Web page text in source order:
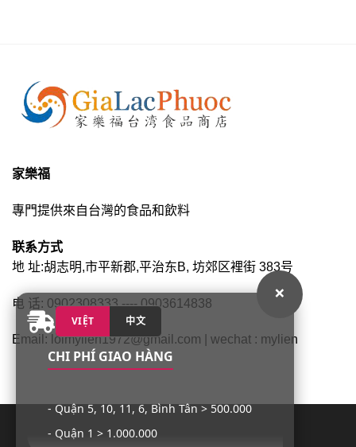
×
VIỆT 中文
CHI PHÍ GIAO HÀNG
- Quận 5, 10, 11, 6, Bình Tân > 500.000
- Quận 1 > 1.000.000
家樂福
專門提供來自台灣的食品和飲料
联系方式
地 址:胡志明,市平新郡,平治东B, 坊郊区裡街 383号
电 话: 0902308333 ---- 0903614838
Email: loimylien1972@gmail.com | wechat : mylien